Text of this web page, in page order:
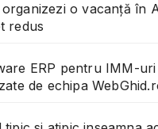
organizezi o vacanță în
redus
ERP pentru IMM-uri
de echipa